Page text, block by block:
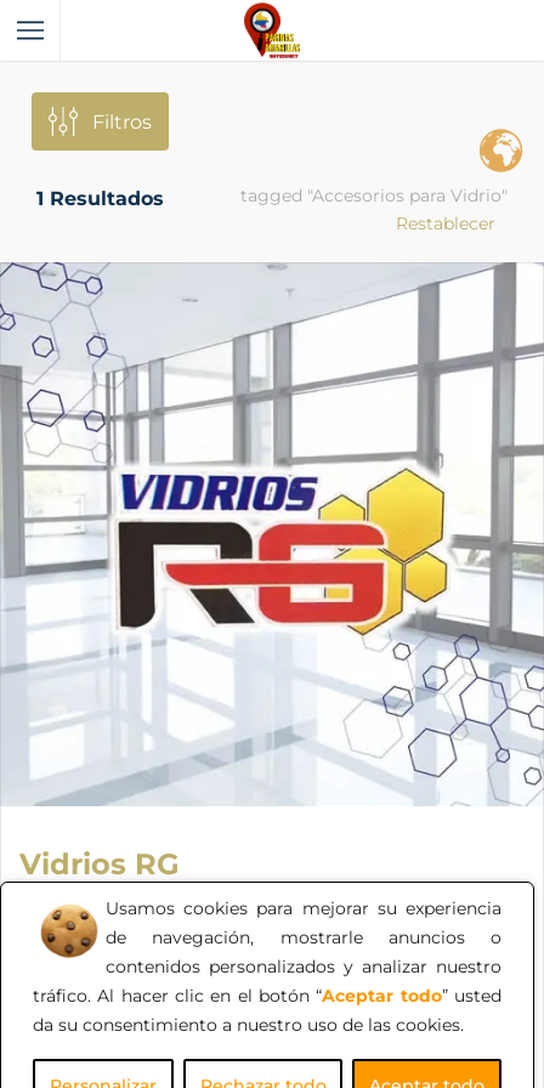
Usamos cookies para mejorar su experiencia
de navegación, mostrarle anuncios o
contenidos personalizados y analizar nuestro
tráfico. Al hacer clic en el botón “Aceptar todo” usted
da su consentimiento a nuestro uso de las cookies.
Filtros
1 Resultados
tagged "Accesorios para Vidrio"
Restablecer
Vidrios RG
Somos una cristalería dedicada a vender vidrios,
espejos, cristales de seguridad, templados, laminados y
blindados, ventanas panorámicas y todo lo que estés
buscando.